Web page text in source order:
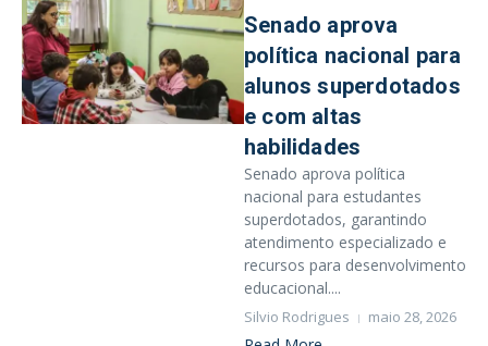
Senado aprova
política nacional para
alunos superdotados
e com altas
habilidades
Senado aprova política
nacional para estudantes
superdotados, garantindo
atendimento especializado e
recursos para desenvolvimento
educacional....
Silvio Rodrigues maio 28, 2026